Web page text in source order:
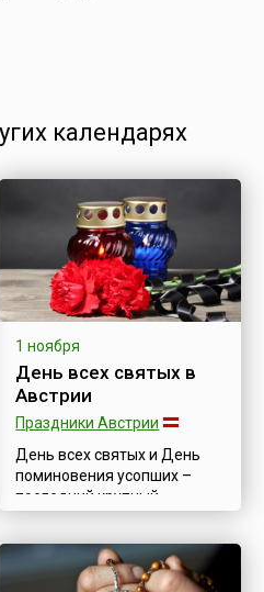
календарях
1 ноября
День всех святых в
Австрии
Праздники Австрии
День всех святых и День
поминовения усопших –
последний крупный
литургического года. По
австрийскому закону это